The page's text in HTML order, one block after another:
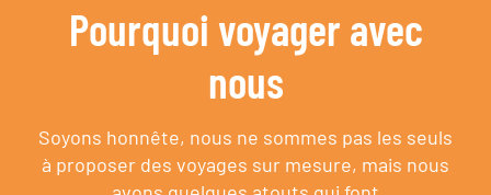
Pourquoi voyager avec
nous
Soyons honnête, nous ne sommes pas les seuls
à proposer des voyages sur mesure, mais nous